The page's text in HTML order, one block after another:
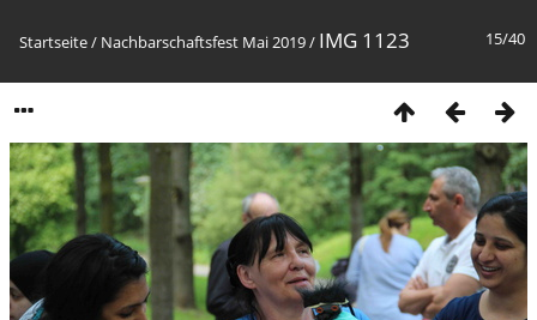
15/40
Startseite/ Nachbarschaftsfest Mai 2019/ IMG 1123